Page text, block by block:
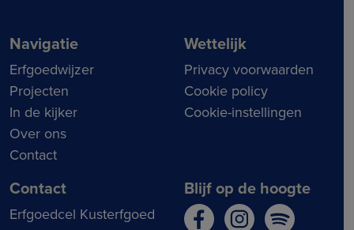
Navigatie
Erfgoedwijzer
Projecten
In de kijker
Over ons
Contact
Wettelijk
Privacy voorwaarden
Cookie policy
Cookie-instellingen
Contact
Erfgoedcel Kusterfgoed
Blijf op de hoogte